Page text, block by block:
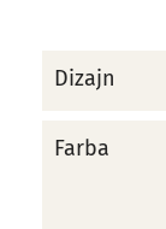
Dizajn
Farba